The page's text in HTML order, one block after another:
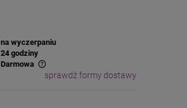
na wyczerpaniu
24 godziny
Darmowa
sprawdź formy dostawy